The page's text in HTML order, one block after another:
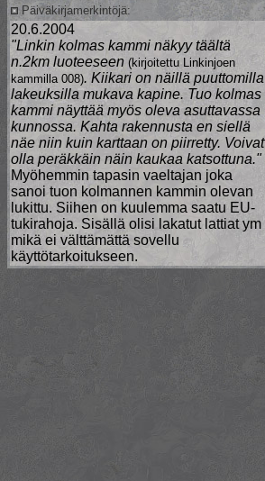
Päiväkirjamerkintöjä:
20.6.2004
"Linkin kolmas kammi näkyy täältä
n.2km luoteeseen (kirjoitettu Linkinjoen
kammilla 008). Kiikari on näillä puuttomilla
lakeuksilla mukava kapine. Tuo kolmas
kammi näyttää myös oleva asuttavassa
kunnossa. Kahta rakennusta en siellä
näe niin kuin karttaan on piirretty. Voivat
olla peräkkäin näin kaukaa katsottuna."
Myöhemmin tapasin vaeltajan joka
sanoi tuon kolmannen kammin olevan
lukittu. Siihen on kuulemma saatu EU-
tukirahoja. Sisällä olisi lakatut lattiat ym
mikä ei välttämättä sovellu
käyttötarkoitukseen.